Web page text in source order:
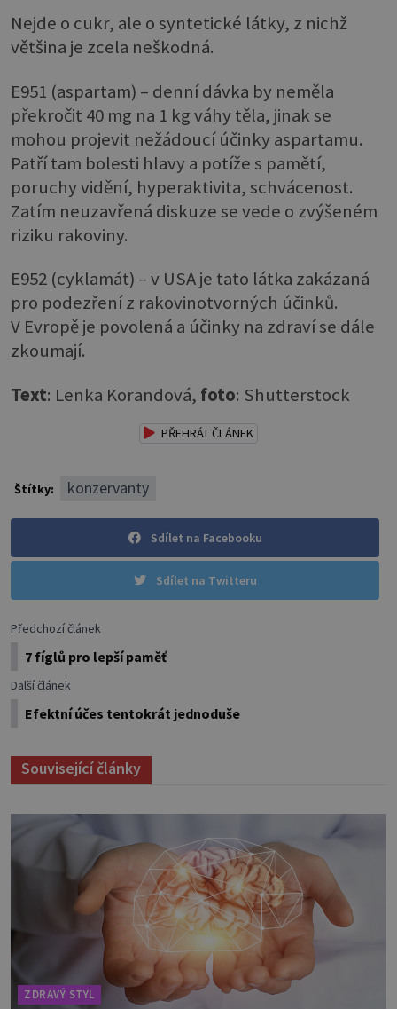
Nejde o cukr, ale o syntetické látky, z nichž
většina je zcela neškodná.
E951 (aspartam) – denní dávka by neměla
překročit 40 mg na 1 kg váhy těla, jinak se
mohou projevit nežádoucí účinky aspartamu.
Patří tam bolesti hlavy a potíže s pamětí,
poruchy vidění, hyperaktivita, schvácenost.
Zatím neuzavřená diskuze se vede o zvýšeném
riziku rakoviny.
E952 (cyklamát) – v USA je tato látka zakázaná
pro podezření z rakovinotvorných účinků.
V Evropě je povolená a účinky na zdraví se dále
zkoumají.
Text: Lenka Korandová, foto: Shutterstock
PŘEHRÁT ČLÁNEK
Štítky: konzervanty
Sdílet na Facebooku
Sdílet na Twitteru
Předchozí článek
7 fíglů pro lepší paměť
Další článek
Efektní účes tentokrát jednoduše
Související články
ZDRAVÝ STYL